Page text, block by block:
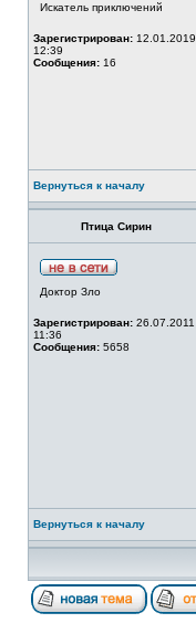
Искатель приключений
Зарегистрирован: 12.01.2019
12:39
Сообщения: 16
Вернуться к началу
Птица Сирин
Доктор Зло
Зарегистрирован: 26.07.2011
11:36
Сообщения: 5658
Вернуться к началу